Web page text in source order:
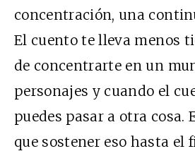
concentración, una
El cuento te lleva menos
de concentrarte en un
personajes y cuando el
puedes pasar a otra cosa.
que sostener eso hasta el